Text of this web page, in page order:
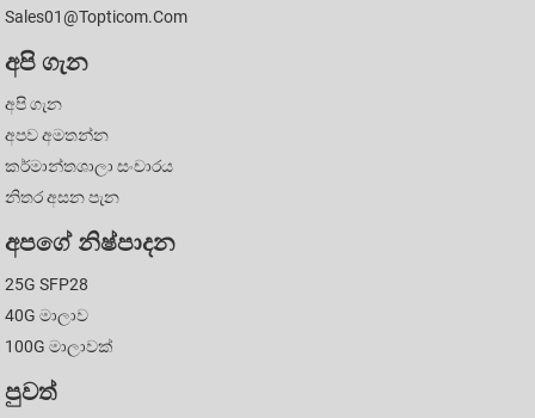
Sales01@topticom.com
අපි ගැන
අපි ගැන
අපව අමතන්න
කර්මාන්තශාලා සංචාරය
නිතර අසන පැන
අපගේ නිෂ්පාදන
25G SFP28
40G මාලාව
100G මාලාවක්
පුවත්